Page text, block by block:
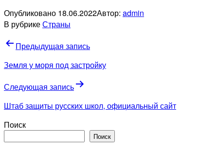
Опубликовано 18.06.2022Автор: admin
В рубрикеСтраны
Навигация
по
Предыдущая запись
Земля у моря под застройку
Следующая запись
Штаб защиты русских школ, официальный сайт
Поиск
Поиск